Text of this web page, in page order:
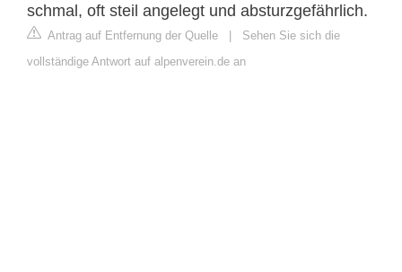
schmal, oft steil angelegt und absturzgefährlich.
Antrag auf Entfernung der Quelle | Sehen Sie sich die
vollständige Antwort auf alpenverein.de an